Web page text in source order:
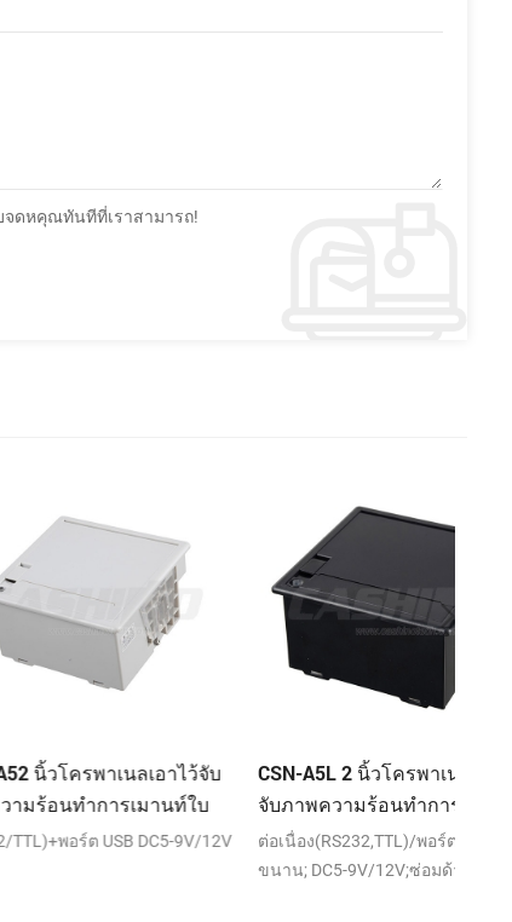
จดหคุณทันทีที่เราสามารถ!
เนลเอาไว้จับ
รเมานท์ใบ
พ์
DC5-9V/12V
CSN-A5L 2 นิ้วโครพาเนลเอาไว้
จับภาพความร้อนทำการเมานท์ใบ
เสร็จของเครื่องพิมพ์
ต่อเนื่อง(RS232,TTL)/พอร์ต USB/คู่
ขนาน; DC5-9V/12V;ซ่อมด้านหน้า